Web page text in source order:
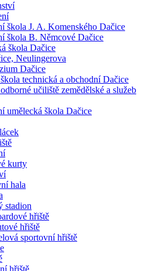
škola J. A. Komenského Dačice
škola B. Němcové Dačice
škola Dačice
Neulingerova
Dačice
technická a obchodní Dačice
učiliště zemědělské a služeb
umělecká škola Dačice
kurty
hala
stadion
hřiště
hřiště
sportovní hřiště
hřiště